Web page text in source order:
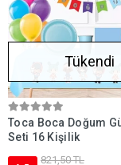
Tükendi
Toca Boca Doğum
Seti 16 Kişilik
821,50 TL